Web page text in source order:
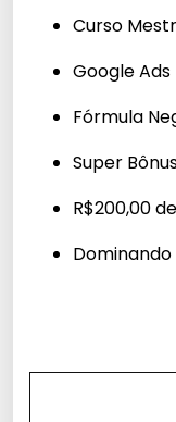
Curso
Google
Fórmula
Super
R$200,00
Dominando